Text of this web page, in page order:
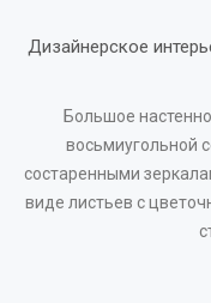
Дизайнерское
Большое
восьмиугольной
состаренными
виде листьев с